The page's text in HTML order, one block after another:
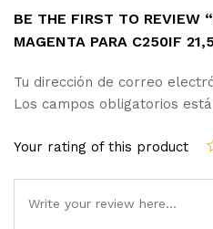
BE THE FIRST TO REVIEW
MAGENTA PARA C250IF
Tu dirección de correo
Los campos obligatorios
Your rating of this product